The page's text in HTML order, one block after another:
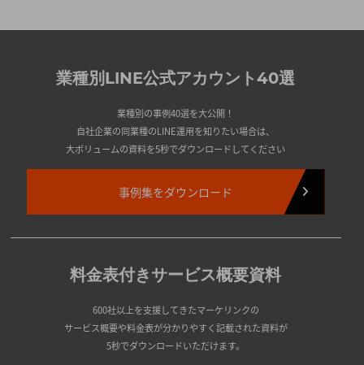
業種別LINE公式アカウント40選
業種別の事例40選を大公開！
自社企業の同業種のLINE運用を知りたい場合は、
大ボリュームの資料を5秒でダウンロードしてください
事例集をダウンロード
料金表付きサービス概要資料
600社以上を支援してきたマーケリンクの
サービス概要や料金表が分かりやすく記載された資料が
5秒でダウンロードいただけます。